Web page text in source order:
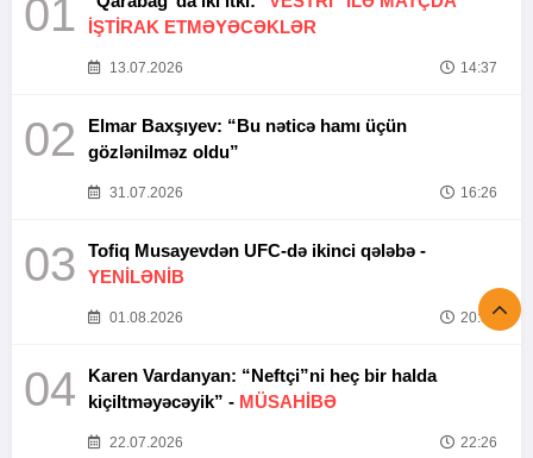
01
İŞTİRAK ETMƏYƏCƏKLƏR
13.07.2026 14:37
02
Elmar Baxşıyev: “Bu nəticə hamı üçün
gözlənilməz oldu”
31.07.2026 16:26
03
Tofiq Musayevdən UFC-də ikinci qələbə -
YENİLƏNİB
01.08.2026 20:52
04
Karen Vardanyan: “Neftçi”ni heç bir halda
kiçiltməyəcəyik” - MÜSAHİBƏ
22.07.2026 22:26